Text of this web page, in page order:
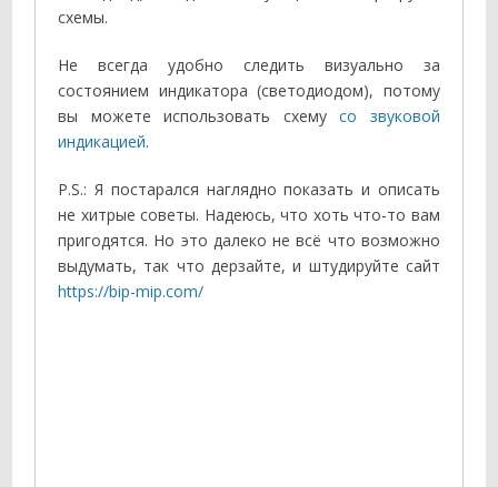
схемы.
Не всегда удобно следить визуально за
состоянием индикатора (светодиодом), потому
вы можете использовать схемусо звуковой
индикацией.
P.S.: Я постарался наглядно показать и описать
не хитрые советы. Надеюсь, что хоть что-то вам
пригодятся. Но это далеко не всё что возможно
выдумать, так что дерзайте, и штудируйте сайт
https://bip-mip.com/